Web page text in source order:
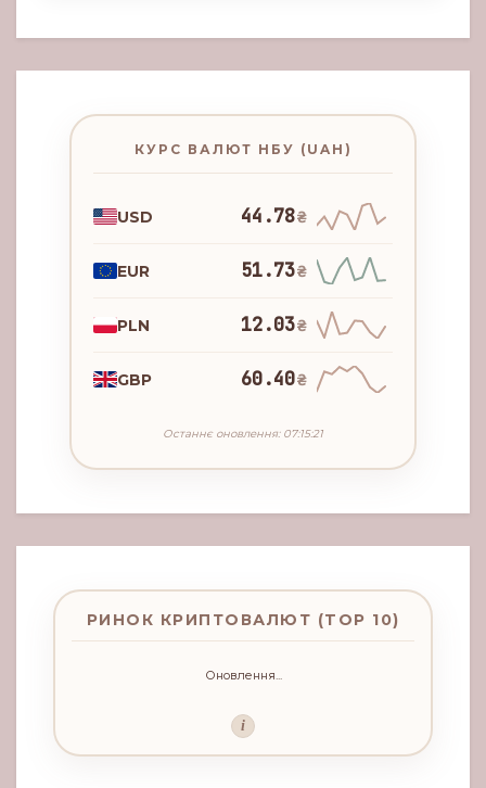
КУРС ВАЛЮТ НБУ (UAH)
USD 44.78₴
EUR 51.73₴
PLN 12.03₴
GBP 60.40₴
Останнє оновлення: 07:15:21
РИНОК КРИПТОВАЛЮТ (TOP 10)
Оновлення...
i